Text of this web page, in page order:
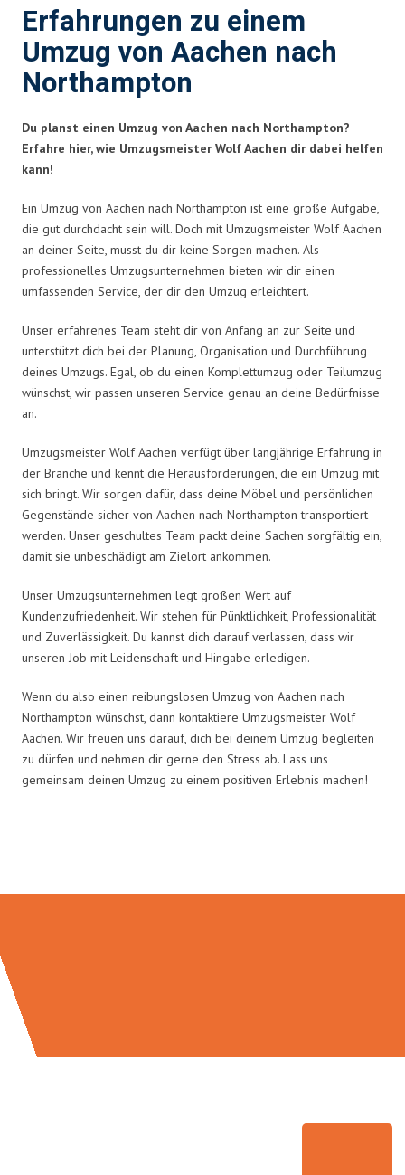
Erfahrungen zu einem
Umzug von Aachen nach
Northampton
Du planst einen Umzug von Aachen nach Northampton?
Erfahre hier, wie Umzugsmeister Wolf Aachen dir dabei helfen
kann!
Ein Umzug von Aachen nach Northampton ist eine große Aufgabe,
die gut durchdacht sein will. Doch mit Umzugsmeister Wolf Aachen
an deiner Seite, musst du dir keine Sorgen machen. Als
professionelles Umzugsunternehmen bieten wir dir einen
umfassenden Service, der dir den Umzug erleichtert.
Unser erfahrenes Team steht dir von Anfang an zur Seite und
unterstützt dich bei der Planung, Organisation und Durchführung
deines Umzugs. Egal, ob du einen Komplettumzug oder Teilumzug
wünschst, wir passen unseren Service genau an deine Bedürfnisse
an.
Umzugsmeister Wolf Aachen verfügt über langjährige Erfahrung in
der Branche und kennt die Herausforderungen, die ein Umzug mit
sich bringt. Wir sorgen dafür, dass deine Möbel und persönlichen
Gegenstände sicher von Aachen nach Northampton transportiert
werden. Unser geschultes Team packt deine Sachen sorgfältig ein,
damit sie unbeschädigt am Zielort ankommen.
Unser Umzugsunternehmen legt großen Wert auf
Kundenzufriedenheit. Wir stehen für Pünktlichkeit, Professionalität
und Zuverlässigkeit. Du kannst dich darauf verlassen, dass wir
unseren Job mit Leidenschaft und Hingabe erledigen.
Wenn du also einen reibungslosen Umzug von Aachen nach
Northampton wünschst, dann kontaktiere Umzugsmeister Wolf
Aachen. Wir freuen uns darauf, dich bei deinem Umzug begleiten
zu dürfen und nehmen dir gerne den Stress ab. Lass uns
gemeinsam deinen Umzug zu einem positiven Erlebnis machen!